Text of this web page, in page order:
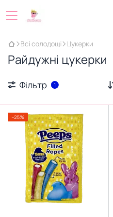
Всі солодощі Цукерки
Райдужні цукерки
Фільтр 1
−25%